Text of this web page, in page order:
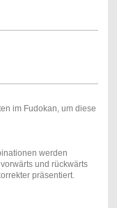
im Fudokan, um diese
werden
und rückwärts
präsentiert.